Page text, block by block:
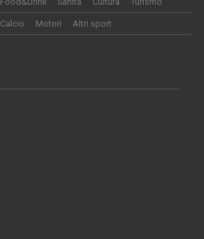
Calcio Motori Altri sport